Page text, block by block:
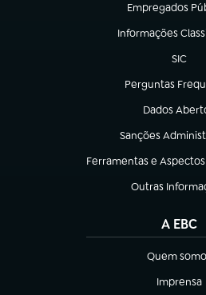
Empregados
(abre em nova
Informações
(abre em nova
SIC
(abre
Perguntas
(abre em nova
Dados
(abre em
Sanções
(abre em nova
Ferramentas e
(abre em nova aba)
Outras
(abre em nova
A EBC
Quem
(abre em
Imprensa
(abre em